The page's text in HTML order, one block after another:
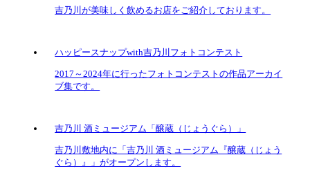
吉乃川が美味しく飲めるお店をご紹介しております。
ハッピースナップwith吉乃川フォトコンテスト
2017～2024年に行ったフォトコンテストの作品アーカイ
ブ集です。
吉乃川 酒ミュージアム「醸蔵（じょうぐら）」
吉乃川敷地内に「吉乃川 酒ミュージアム『醸蔵（じょう
ぐら）』」がオープンします。